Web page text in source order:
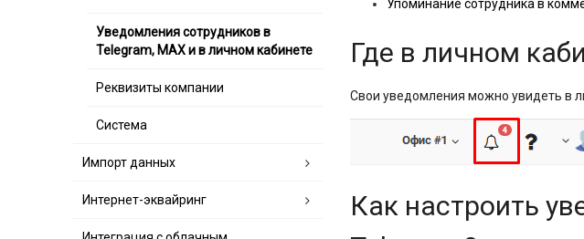
Уведомления сотрудников в
Telegram, MAX и в личном кабинете
Реквизиты компании
Система
Импорт данных
Интернет-эквайринг
Упоминание сотрудника в
Где в личном
Свои уведомления можно увидеть в
Как настроить